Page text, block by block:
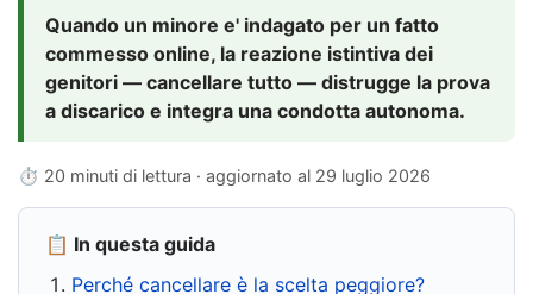
Quando un minore e' indagato per un fatto
commesso online, la reazione istintiva dei
genitori — cancellare tutto — distrugge la prova
a discarico e integra una condotta autonoma.
⏱ 20 minuti di lettura · aggiornato al 29 luglio 2026
📋 In questa guida
Perché cancellare è la scelta peggiore?